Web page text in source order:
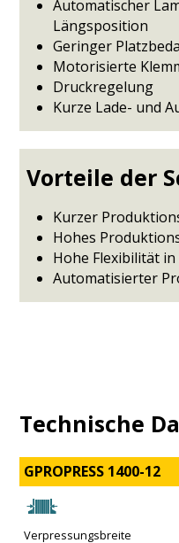
Automatischer
Längsposition
Geringer
Motorisierte
Druckregelung
Kurze Lade- und
Vorteile der
Kurzer
Hohes
Hohe Flexibilität
Automatisierter
Technische
GPROPRESS 1400-12
Verpressungsbreite